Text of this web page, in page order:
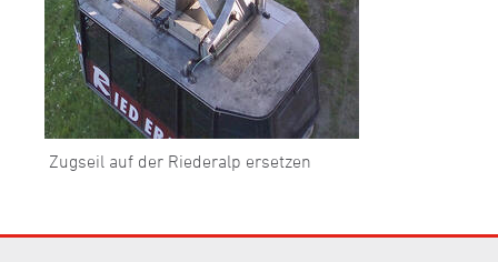
Zugseil auf der Riederalp ersetzen